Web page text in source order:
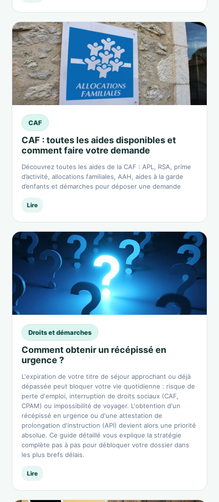
CAF
CAF : toutes les aides disponibles et
comment faire votre demande
Découvrez toutes les aides de la CAF : APL, RSA, prime
d’activité, allocations familiales, AAH, aides à la garde
d’enfants et démarches pour déposer une demande
Lire
Droits et démarches
Comment obtenir un récépissé en
urgence ?
L'expiration de votre titre de séjour approchant ou déjà
dépassée peut bloquer votre vie quotidienne : risque de
perte d'emploi, interruption de droits sociaux (CAF,
CPAM) ou impossibilité de voyager. L'obtention d'un
récépissé en urgence ou d'une attestation de
prolongation d'instruction (API) devient alors une priorité
absolue. Ce guide détaillé vous explique la stratégie
complète pas à pas pour débloquer votre dossier dans
les plus brefs délais.
Lire